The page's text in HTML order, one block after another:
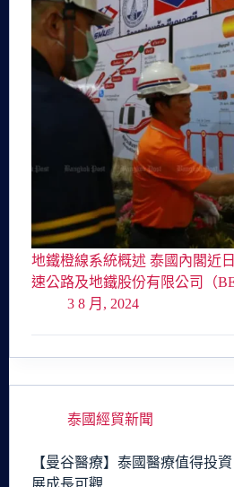
地鐵橙線系統概述 泰國內閣近
速公路及地鐵股份有限公司（
3 8 月, 2024
泰國經貿新聞
【曼谷醫療】泰國醫療值得投